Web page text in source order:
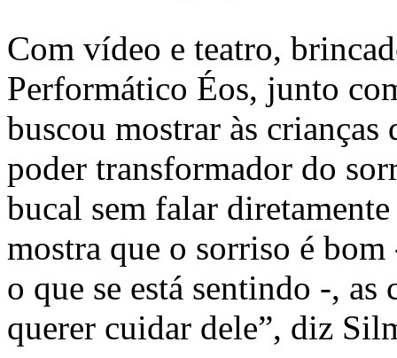
Com vídeo e teatro,
Performático Éos, junto
buscou mostrar às crianças
poder transformador do
bucal sem falar
mostra que o sorriso é
o que se está sentindo -,
querer cuidar dele”, diz